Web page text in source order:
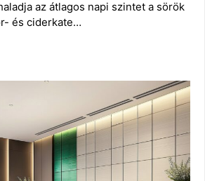
az átlagos napi szintet a sörök
és ciderkate…